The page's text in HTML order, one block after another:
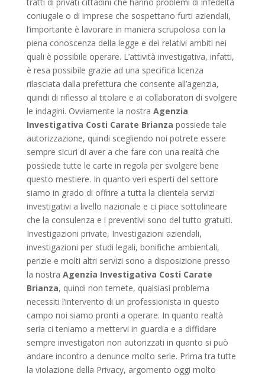
coniugale o di imprese che sospettano furti aziendali,
l’importante è lavorare in maniera scrupolosa con la
piena conoscenza della legge e dei relativi ambiti nei
quali è possibile operare. L’attività investigativa, infatti,
è resa possibile grazie ad una specifica licenza
rilasciata dalla prefettura che consente all’agenzia,
quindi di riflesso al titolare e ai collaboratori di svolgere
le indagini. Ovviamente la nostra Agenzia
Investigativa Costi Carate Brianza possiede tale
autorizzazione, quindi scegliendo noi potrete essere
sempre sicuri di aver a che fare con una realtà che
possiede tutte le carte in regola per svolgere bene
questo mestiere. In quanto veri esperti del settore
siamo in grado di offrire a tutta la clientela servizi
investigativi a livello nazionale e ci piace sottolineare
che la consulenza e i preventivi sono del tutto gratuiti.
Investigazioni private, Investigazioni aziendali,
investigazioni per studi legali, bonifiche ambientali,
perizie e molti altri servizi sono a disposizione presso
la nostra Agenzia Investigativa Costi Carate
Brianza, quindi non temete, qualsiasi problema
necessiti l’intervento di un professionista in questo
campo noi siamo pronti a operare. In quanto realtà
seria ci teniamo a mettervi in guardia e a diffidare
sempre investigatori non autorizzati in quanto si può
andare incontro a denunce molto serie. Prima tra tutte
la violazione della Privacy, argomento oggi molto